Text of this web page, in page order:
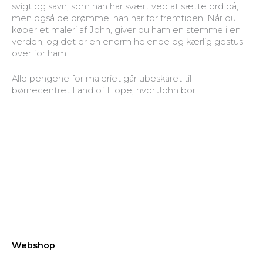
svigt og savn, som han har svært ved at sætte ord på,
men også de drømme, han har for fremtiden. Når du
køber et maleri af John, giver du ham en stemme i en
verden, og det er en enorm helende og kærlig gestus
over for ham.
Alle pengene for maleriet går ubeskåret til
børnecentret Land of Hope, hvor John bor.
Webshop